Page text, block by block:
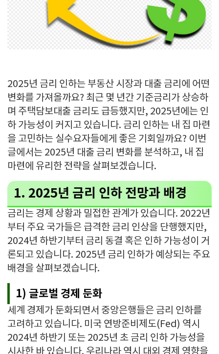
2025년 금리 인하는 부동산 시장과 대출 금리에 어떤
변화를 가져올까요? 최근 몇 년간 기준금리가 상승하
며 주택담보대출 금리도 급등했지만, 2025년에는 인
하 가능성이 커지고 있습니다. 금리 인하는 내 집 마련
을 고민하는 실수요자들에게 좋은 기회일까요? 이번
글에서는 2025년 대출 금리 변화를 분석하고, 내 집
마련에 유리한 전략을 살펴보겠습니다.
1. 2025년 금리 인하 전망과 배경
금리는 경제 상황과 밀접한 관계가 있습니다. 2022년
부터 주요 국가들은 급격한 금리 인상을 단행했지만,
2024년 하반기부터 금리 동결 혹은 인하 가능성이 거
론되고 있습니다. 2025년 금리 인하가 예상되는 주요
배경을 살펴보겠습니다.
1) 글로벌 경제 둔화
세계 경제가 둔화되면서 중앙은행들은 금리 인하를
고려하고 있습니다. 미국 연방준비제도(Fed) 역시
2024년 하반기 또는 2025년 초 금리 인하 가능성을